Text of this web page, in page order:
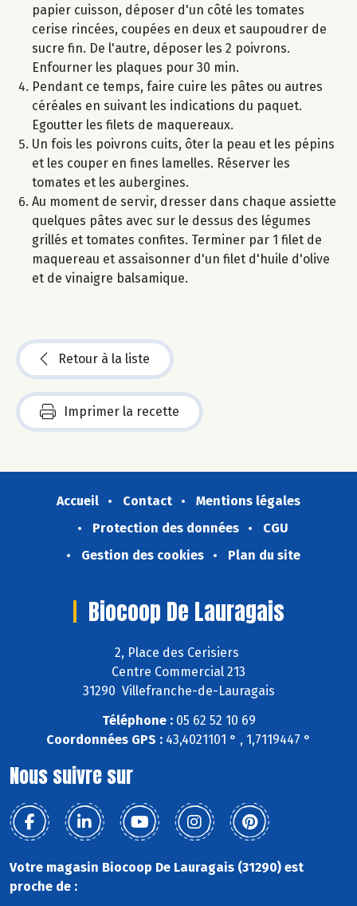
papier cuisson, déposer d'un côté les tomates
cerise rincées, coupées en deux et saupoudrer de
sucre fin. De l'autre, déposer les 2 poivrons.
Enfourner les plaques pour 30 min.
Pendant ce temps, faire cuire les pâtes ou autres
céréales en suivant les indications du paquet.
Egoutter les filets de maquereaux.
Un fois les poivrons cuits, ôter la peau et les pépins
et les couper en fines lamelles. Réserver les
tomates et les aubergines.
Au moment de servir, dresser dans chaque assiette
quelques pâtes avec sur le dessus des légumes
grillés et tomates confites. Terminer par 1 filet de
maquereau et assaisonner d'un filet d'huile d'olive
et de vinaigre balsamique.
Retour à la liste
Imprimer la recette
Accueil Contact
Mentions légales
Protection des données
CGU
Gestion des cookies
Plan du site
Biocoop De Lauragais
2, Place des Cerisiers
Centre Commercial 213
31290 Villefranche-de-Lauragais
Téléphone :05 62 52 10 69
Coordonnées GPS : 43,4021101 ° , 1,7119447 °
Nous suivre sur
Votre magasin Biocoop De Lauragais (31290) est
proche de :